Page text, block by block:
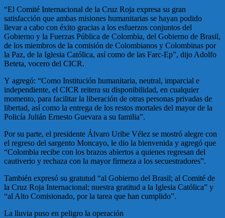
“El Comité Internacional de la Cruz Roja expresa su gran
satisfacción que ambas misiones humanitarias se hayan podido
llevar a cabo con éxito gracias a los esfuerzos conjuntos del
Gobierno y la Fuerzas Pública de Colombia, del Gobierno de Brasil,
de los miembros de la comisión de Colombianos y Colombinas por
la Paz, de la Iglesia Católica, así como de las Farc-Ep”, dijo Adolfo
Beteta, vocero del CICR.
Y agregó: “Como Institución humanitaria, neutral, imparcial e
independiente, el CICR reitera su disponibilidad, en cualquier
momento, para facilitar la liberación de otras personas privadas de
libertad, así como la entrega de los restos mortales del mayor de la
Policía Julián Ernesto Guevara a su familia”.
Por su parte, el presidente Álvaro Uribe Vélez se mostró alegre con
el regreso del sargento Moncayo, le dio la bienvenida y agregó que
“Colombia recibe con los brazos abiertos a quienes regresan del
cautiverio y rechaza con la mayor firmeza a los secuestradores”.
También expresó su gratutud “al Gobierno del Brasil; al Comité de
la Cruz Roja Internacional; nuestra gratitud a la Iglesia Católica” y
“al Alto Comisionado, por la tarea que han cumplido”.
La lluvia puso en peligro la operación